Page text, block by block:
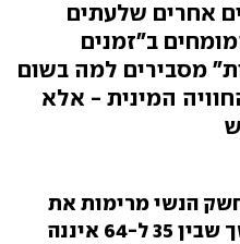
אחרים שלעתים
ב"זמנים
מסבירים למה בשום
המינית - אלא
הנשי מרימות את
ראשן בטווח הגילים הממושך שבין 35 ‭64-ל‬ איננה